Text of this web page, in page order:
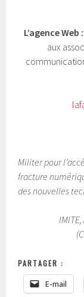
L’agence Web :
aux
Militer pour
fracture
des nouvelles
PARTAGER :
E-mail